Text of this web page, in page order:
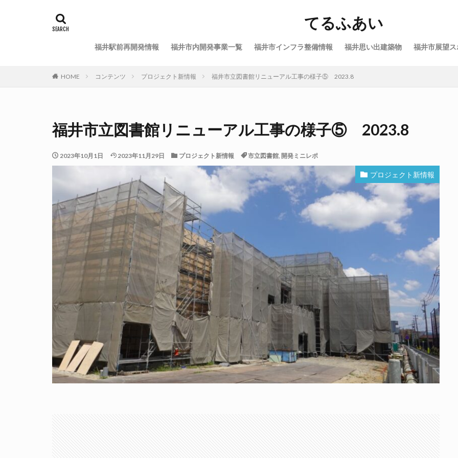
てるふあい
福井駅前再開発情報 福井市内開発事業一覧 福井市インフラ整備情報 福井思い出建築物 福井市展望
HOME コンテンツ プロジェクト新情報 福井市立図書館リニューアル工事の様子⑤ 2023.8
福井市立図書館リニューアル工事の様子⑤ 2023.8
2023年10月1日 2023年11月29日 プロジェクト新情報 市立図書館, 開発ミニレポ
プロジェクト新情報